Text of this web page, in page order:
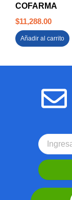
COFARMA
$11,288.00
Añadir al carrito